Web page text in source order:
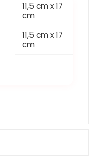
11,5 cm x 17
cm
11,5 cm x 17
cm